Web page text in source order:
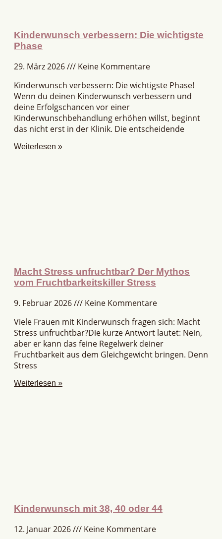
Kinderwunsch verbessern: Die wichtigste
Phase
29. März 2026
Keine Kommentare
Kinderwunsch verbessern: Die wichtigste Phase!
Wenn du deinen Kinderwunsch verbessern und
deine Erfolgschancen vor einer
Kinderwunschbehandlung erhöhen willst, beginnt
das nicht erst in der Klinik. Die entscheidende
Weiterlesen »
Macht Stress unfruchtbar? Der Mythos
vom Fruchtbarkeitskiller Stress
9. Februar 2026
Keine Kommentare
Viele Frauen mit Kinderwunsch fragen sich: Macht
Stress unfruchtbar?Die kurze Antwort lautet: Nein,
aber er kann das feine Regelwerk deiner
Fruchtbarkeit aus dem Gleichgewicht bringen. Denn
Stress
Weiterlesen »
Kinderwunsch mit 38, 40 oder 44
12. Januar 2026 Keine Kommentare